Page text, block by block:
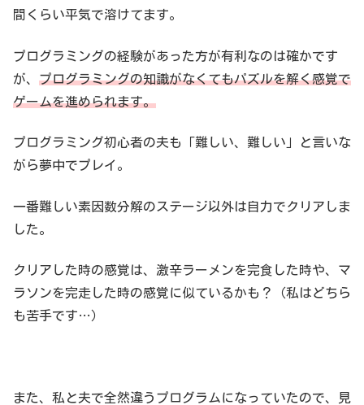
間くらい平気で溶けてます。
プログラミングの経験があった方が有利なのは確かです
が、 プログラミングの知識がなくてもパズルを解く感覚で
ゲームを進められます。
プログラミング初心者の夫も「難しい、難しい」と言いな
がら夢中でプレイ。
一番難しい素因数分解のステージ以外は自力でクリアしま
した。
クリアした時の感覚は、激辛ラーメンを完食した時や、マ
ラソンを完走した時の感覚に似ているかも？（私はどちら
も苦手です…）
また、私と夫で全然違うプログラムになっていたので、見